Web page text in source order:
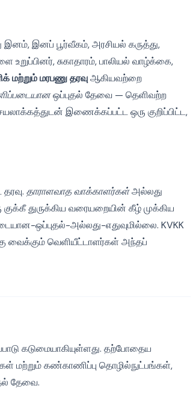
இனம், இனப் பூர்வீகம், அரசியல் கருத்து,
சுகாதாரம், பாலியல் வாழ்க்கை,
மற்றும் மரபணு தரவுஆகியவற்றை
ஒப்புதல் தேவை — தெளிவற்ற
இணைக்கப்பட்ட ஒரு குறிப்பிட்ட,
தாராளவாத வாக்காளர்கள்அல்லது
குக்கீ துருக்கிய வரையறையின் கீழ் முக்கிய
ஒப்புதல்-அல்லது-எதுவுமில்லை. KVKK
வைக்கும் வெளியீட்டாளர்கள் அந்தப்
கடுமையாகியுள்ளது. தற்போதைய
மற்றும் கண்காணிப்பு தொழில்நுட்பங்கள்,
தேவை.